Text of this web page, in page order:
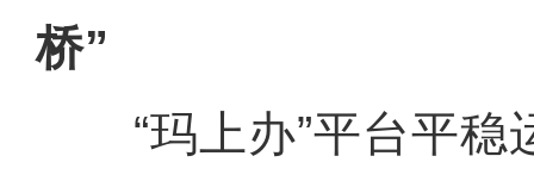
桥”
“玛上办”平台平稳